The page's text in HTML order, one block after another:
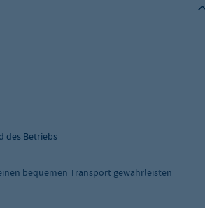
des Betriebs
bequemen Transport gewährleisten